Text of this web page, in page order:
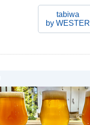
tabiwa
by WESTER